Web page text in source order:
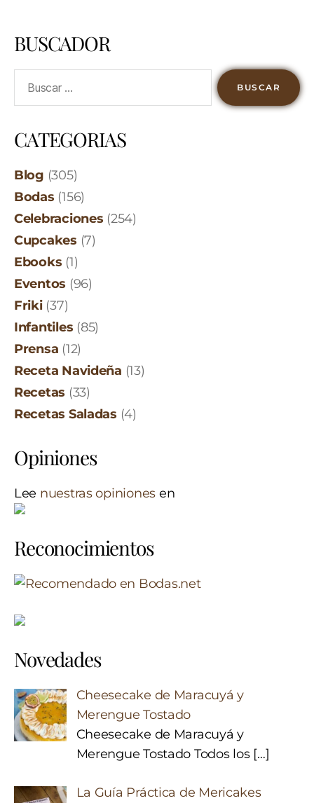
BUSCADOR
CATEGORIAS
Blog (305)
Bodas (156)
Celebraciones (254)
Cupcakes (7)
Ebooks (1)
Eventos (96)
Friki(37)
Infantiles (85)
Prensa (12)
Receta Navideña (13)
Recetas (33)
Recetas Saladas (4)
Opiniones
Lee nuestras opiniones en
Reconocimientos
Novedades
Cheesecake de Maracuyá y
Merengue Tostado
Cheesecake de Maracuyá y
Merengue Tostado Todos los […]
La Guía Práctica de Mericakes